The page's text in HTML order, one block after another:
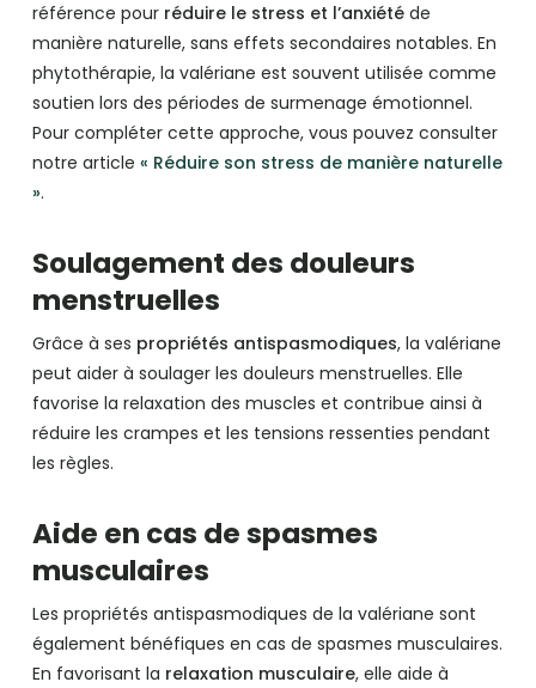
référence pour réduire le stress et l’anxiétéde
manière naturelle, sans effets secondaires notables. En
phytothérapie, la valériane est souvent utilisée comme
soutien lors des périodes de surmenage émotionnel.
Pour compléter cette approche, vous pouvez consulter
notre article « Réduire son stress de manière naturelle
».
Soulagement des douleurs
menstruelles
Grâce à ses propriétés antispasmodiques, la valériane
peut aider à soulager les douleurs menstruelles. Elle
favorise la relaxation des muscles et contribue ainsi à
réduire les crampes et les tensions ressenties pendant
les règles.
Aide en cas de spasmes
musculaires
Les propriétés antispasmodiques de la valériane sont
également bénéfiques en cas de spasmes musculaires.
En favorisant la relaxation musculaire, elle aide à